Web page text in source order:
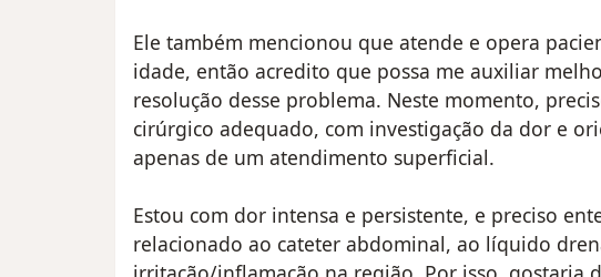
Ele também mencionou que atende e opera
idade, então acredito que possa me auxiliar
resolução desse problema. Neste momento,
cirúrgico adequado, com investigação da dor e
apenas de um atendimento superficial.
Estou com dor intensa e persistente, e preciso
relacionado ao cateter abdominal, ao líquido